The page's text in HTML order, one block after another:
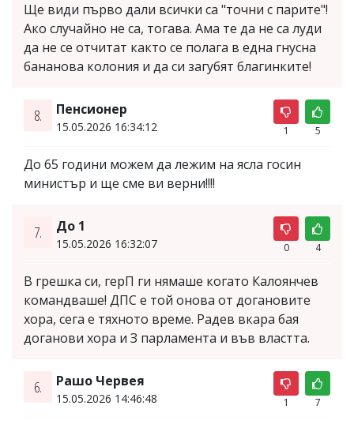
Ще види първо дали всички са "точни с парите"!
Ако случайно не са, тогава. Ама те да не са луди
да не се отчитат както се полага в една гнусна
бананова колония и да си загубят благинките!
8. Пенсионер
15.05.2026 16:34:12 1 5
До 65 години можем да лежим на ясла госин
министър и ще сме ви верни!!!!
7. До 1
15.05.2026 16:32:07 0 4
В грешка си, герП ги нямаше когато Калоянчев
командваше! ДПС е той онова от догановите
хора, сега е тяхното време. Радев вкара бая
доганови хора и З парламента и във властта.
6. Рашо Червея
15.05.2026 14:46:48 1 7